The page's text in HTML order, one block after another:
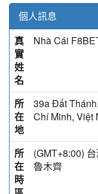
個人訊息
真
實
姓
名
Nhà Cái
所
在
地
39a Đất
Chí Minh, Việt
所
在
時
(GMT+8:00)
魯木齊